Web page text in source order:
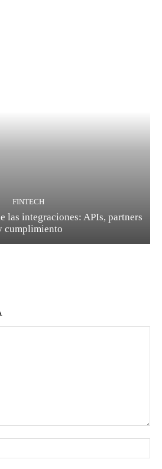
FINTECH
las integraciones: APIs, partners
cumplimiento